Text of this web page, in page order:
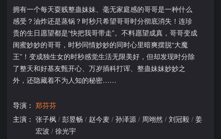
拥有一个每天耍贱整蛊妹妹、毫无家庭感的哥哥是一种什么
感受？油炸还是蒸锅？时秒只希望哥哥时分彻底消失！连珍
贵的生日愿望都是“快把我哥带走”。不料愿望成真，哥哥变成
闺蜜妙妙的哥哥，时秒同情妙妙的同时心里暗爽摆脱“大魔
王”！变成独生女的时秒感觉生活无限美好，但却发现时分除
了整天和好基友甄开心、万岁插科打诨、整蛊妹妹妙妙之
外，还隐藏着不为人知的秘密……
导演： 郑芬芬
主演： 张子枫 / 彭昱畅 / 赵今麦 / 孙泽源 / 周翊然 / 刘冠毅 / 姜
宏波 / 徐光宇